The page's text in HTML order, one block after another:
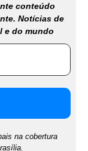
conteúdo
Notícias de
e do mundo
na cobertura